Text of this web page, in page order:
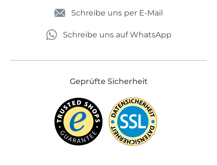
Schreibe uns per E-Mail
Schreibe uns auf WhatsApp
Geprüfte Sicherheit